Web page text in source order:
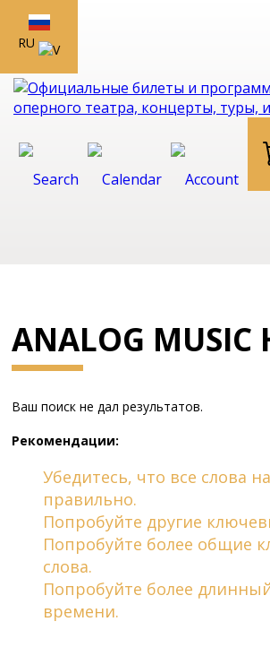
RU
ANALOG MUSIC
Ваш поиск не дал результатов.
Рекомендации:
Убедитесь, что все слова
правильно.
Попробуйте другие
Попробуйте более общие
слова.
Попробуйте более
времени.